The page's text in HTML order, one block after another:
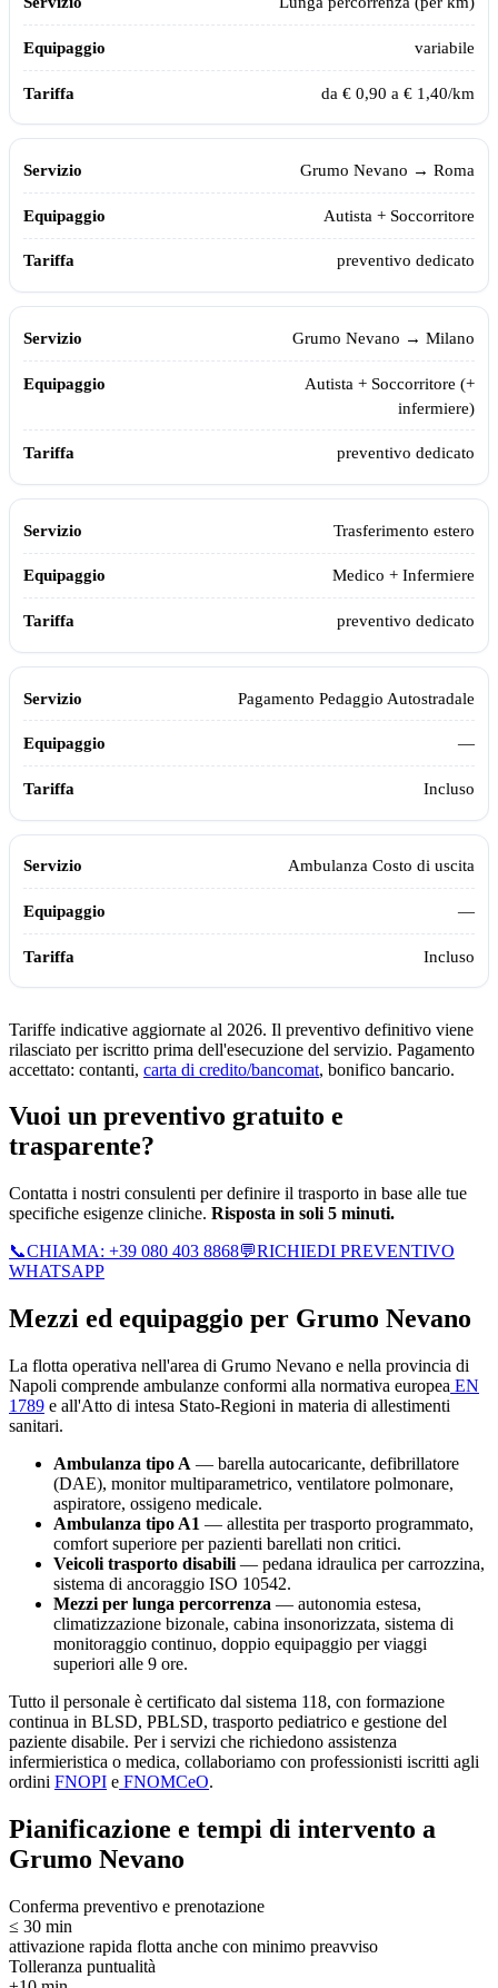
variabile
da € 0,90 a € 1,40/km
Grumo Nevano → Roma
Autista + Soccorritore
preventivo dedicato
Grumo Nevano → Milano
Autista + Soccorritore (+
infermiere)
preventivo dedicato
Trasferimento estero
Medico + Infermiere
preventivo dedicato
Pagamento Pedaggio Autostradale
—
Incluso
Ambulanza Costo di uscita
—
Incluso
Tariffe indicative aggiornate al 2026. Il preventivo definitivo viene
rilasciato per iscritto prima dell'esecuzione del servizio. Pagamento
accettato: contanti, carta di credito/bancomat, bonifico bancario.
Vuoi un preventivo gratuito e
trasparente?
Contatta i nostri consulenti per definire il trasporto in base alle tue
specifiche esigenze cliniche. Risposta in soli 5 minuti.
📞CHIAMA: +39 080 403 8868💬RICHIEDI PREVENTIVO
WHATSAPP
Mezzi ed equipaggio per Grumo Nevano
La flotta operativa nell'area di Grumo Nevano e nella provincia di
Napoli comprende ambulanze conformi alla normativa europea EN
1789 e all'Atto di intesa Stato-Regioni in materia di allestimenti
sanitari.
Ambulanza tipo A — barella autocaricante, defibrillatore
(DAE), monitor multiparametrico, ventilatore polmonare,
aspiratore, ossigeno medicale.
Ambulanza tipo A1 — allestita per trasporto programmato,
comfort superiore per pazienti barellati non critici.
Veicoli trasporto disabili — pedana idraulica per carrozzina,
sistema di ancoraggio ISO 10542.
Mezzi per lunga percorrenza — autonomia estesa,
climatizzazione bizonale, cabina insonorizzata, sistema di
monitoraggio continuo, doppio equipaggio per viaggi
superiori alle 9 ore.
Tutto il personale è certificato dal sistema 118, con formazione
continua in BLSD, PBLSD, trasporto pediatrico e gestione del
paziente disabile. Per i servizi che richiedono assistenza
infermieristica o medica, collaboriamo con professionisti iscritti agli
ordini FNOPI e FNOMCeO.
Pianificazione e tempi di intervento a
Grumo Nevano
Conferma preventivo e prenotazione
≤ 30 min
attivazione rapida flotta anche con minimo preavviso
Tolleranza puntualità